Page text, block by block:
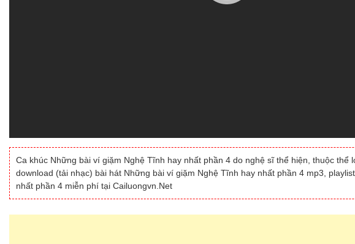
Ca khúc Những bài ví giặm Nghệ Tĩnh hay nhất phần 4 do nghệ sĩ thể hiện, thuộc thể
download (tải nhạc) bài hát Những bài ví giặm Nghệ Tĩnh hay nhất phần 4 mp3,
nhất phần 4 miễn phí tại Cailuongvn.Net